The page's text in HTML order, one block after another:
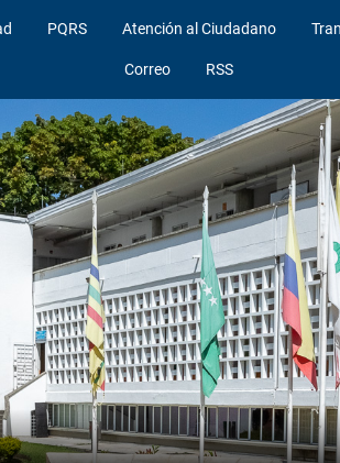
PQRS Atención al Ciudadano
Correo RSS